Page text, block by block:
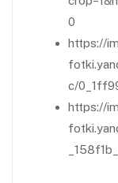
0
https://
c/
https://